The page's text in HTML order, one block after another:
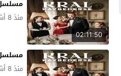
02:11:50
مسلسل
منذ 8 أشهر
مسلسل
منذ 8 أشهر